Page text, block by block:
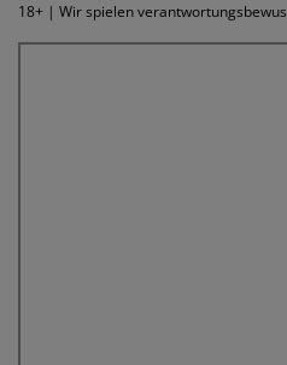
18+ | Wir spielen